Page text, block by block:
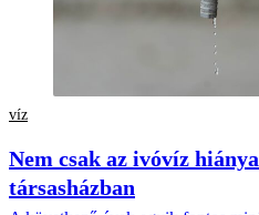
víz
Nem csak az ivóvíz
társasházban